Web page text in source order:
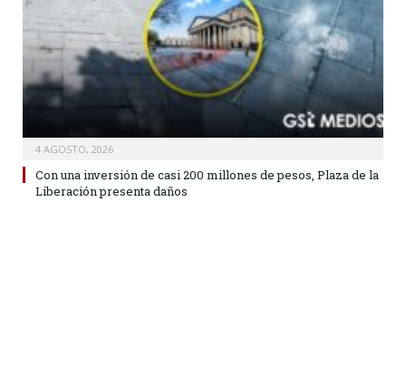
4 AGOSTO, 2026
Con una inversión de casi 200 millones de pesos, Plaza de la
Liberación presenta daños